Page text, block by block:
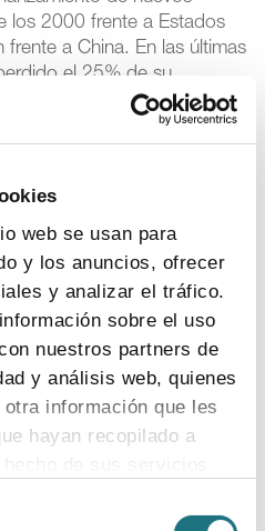
web se usan para
y los anuncios, ofrecer
y analizar el tráfico.
sobre el uso
nuestros partners de
y análisis web, quienes
información que les
hayan recopilado a
acceder a nuestra
los 2000 frente a Estados
a China. En las últimas
el 25% de su
a las fuertes presiones
atraer inversiones en el
global, la industria
un sector estratégico para
y productiva de Europa.
contar con
decididas de apuesta
medidas que fortalezcan
en el país y en la región.
la innovación